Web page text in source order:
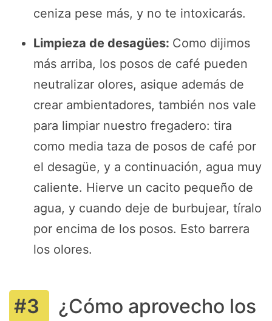
ceniza pese más, y no te intoxicarás.
Limpieza de desagües: Como dijimos
más arriba, los posos de café pueden
neutralizar olores, asique además de
crear ambientadores, también nos vale
para limpiar nuestro fregadero: tira
como media taza de posos de café por
el desagüe, y a continuación, agua muy
caliente. Hierve un cacito pequeño de
agua, y cuando deje de burbujear, tíralo
por encima de los posos. Esto barrera
los olores.
¿Cómo aprovecho los